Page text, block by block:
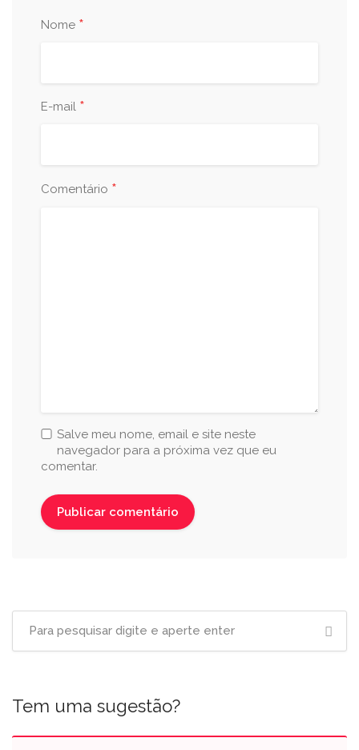
Nome *
E-mail *
Comentário *
Salve meu nome, email e site neste
navegador para a próxima vez que eu
comentar.
Tem uma sugestão?